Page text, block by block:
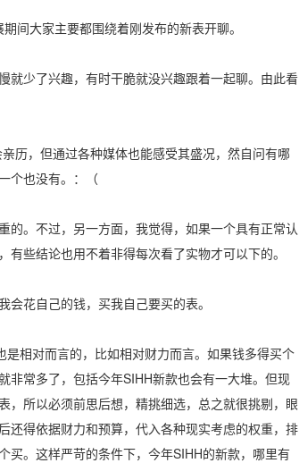
间大家主要都围绕着刚发布的新表开聊。
就少了兴趣，有时干脆就没兴趣跟着一起聊。由此看
历，但通过各种媒体也能感受其盛况，然自问有哪
个也没有。：（
的。不过，另一方面，我觉得，如果一个具有正常认
些结论也用不着非得每次看了实物才可以下的。
花自己的钱，买我自己要买的表。
是相对而言的，比如相对财力而言。如果钱多得买个
非常多了，包括今年SIHH新款也会有一大堆。但现
，所以必须前思后想，精挑细选，总之就很挑剔，眼
还得依据财力和预算，代入各种现实考虑的权重，排
买。这样严苛的条件下，今年SIHH的新款，哪里有